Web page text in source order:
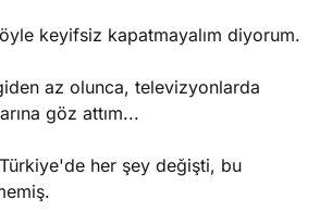
keyifsiz kapatmayalım diyorum.
az olunca, televizyonlarda
göz attım...
her şey değişti, bu